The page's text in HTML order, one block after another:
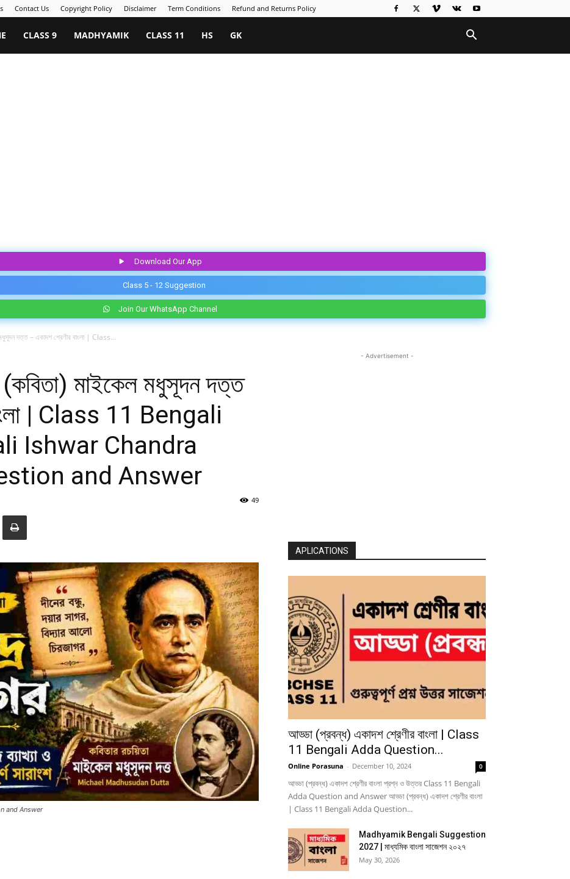
Contact Us Copyright Policy Disclaimer Term Conditions Refund and Returns Policy
CLASS 9 MADHYAMIK CLASS 11 HS GK
Download Our App
Class 5 - 12 Suggestion
Join Our WhatsApp Channel
মধুসূদন দত্ত – একাদশ শ্রেণীর বাংলা | Class...
(কবিতা) মাইকেল মধুসূদন দত্ত
| Class 11 Bengali
Ishwar Chandra
and Answer
49
and Answer
- Advertisement -
APLICATIONS
আড্ডা (প্রবন্ধ) একাদশ শ্রেণীর বাংলা | Class
11 Bengali Adda Question...
Online Porasuna - December 10, 2024 0
আড্ডা (প্রবন্ধ) একাদশ শ্রেণীর বাংলা প্রশ্ন ও উত্তর Class 11 Bengali
Adda Question and Answer আড্ডা (প্রবন্ধ) একাদশ শ্রেণীর বাংলা
| Class 11 Bengali Adda Question...
Madhyamik Bengali Suggestion
2027 | মাধ্যমিক বাংলা সাজেশন ২০২৭
May 30, 2026